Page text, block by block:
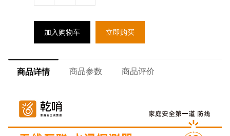
加入购物车 立即购买
商品详情 商品参数 商品评价